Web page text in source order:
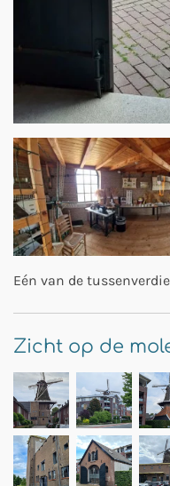
Eén van de
Zicht op de